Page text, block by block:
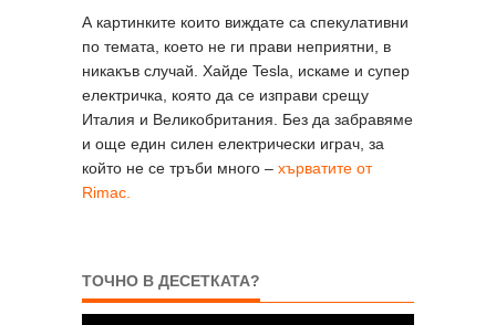
А картинките които виждате са спекулативни
по темата, което не ги прави неприятни, в
никакъв случай. Хайде Tesla, искаме и супер
електричка, която да се изправи срещу
Италия и Великобритания. Без да забравяме
и още един силен електрически играч, за
който не се тръби много – хърватите от
Rimac.
ТОЧНО В ДЕСЕТКАТА?